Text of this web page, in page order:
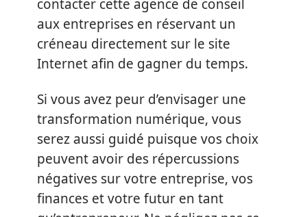
contacter cette agence de conseil
aux entreprises en réservant un
créneau directement sur le site
Internet afin de gagner du temps.
Si vous avez peur d’envisager une
transformation numérique, vous
serez aussi guidé puisque vos choix
peuvent avoir des répercussions
négatives sur votre entreprise, vos
finances et votre futur en tant